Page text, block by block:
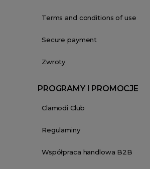
Terms and conditions of use
Secure payment
Zwroty
PROGRAMY I PROMOCJE
Clamodi Club
Regulaminy
Współpraca handlowa B2B